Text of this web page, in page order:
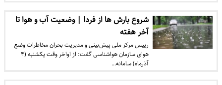
شروع بارش ها از فردا | وضعیت آب و هوا تا
آخر هفته
رییس مرکز ملی پیش‌بینی و مدیریت بحران مخاطرات وضع
هوای سازمان هواشناسی گفت: از اواخر وقت یکشنبه (۴
آذرماه) سامانه…